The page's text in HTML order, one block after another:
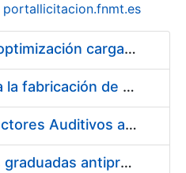
portallicitacion.fnmt.es
Pliego condiciones optimización cargas compras firmado
Acuerdo marco para la fabricación de piezas
Suministro de Protectores Auditivos a medida para las personas trabajadoras de los Centros de Trabajo de Madrid y Burgos
Suministro de gafas graduadas antiproyecciones para los trabajadores de la FNMT-RCM en los centros de trabajo de Madrid y Burgos